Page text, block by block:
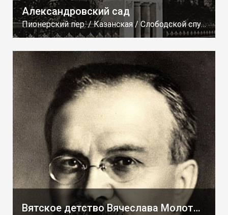
Александровский сад
Пионерский пер. / Казанская / Слободской спуск / Пристанская
Вятское детство Вячеслава Молотова